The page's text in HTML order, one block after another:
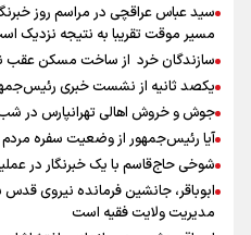
سید عباس عراقچی در مراسم روز
مسیر موقت تقریبا به نتیجه نزدیک
سازندگان خرد از ساخت مسکن عقب
یکصد ثانیه از نشست خبری رئیس‌جمهور
جوش و خروش اهالی تهرانپارس در شب ۱۶۱
آیا رئیس‌جمهور از وضعیت سفره مردم
شوخی حاج‌قاسم با یک خبرنگار در
ابوباقر، جانشین فرمانده نیروی قدس
مدیریت ولایت فقیه است